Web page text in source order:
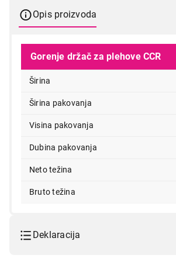
Opis proizvoda
Gorenje držač za plehove CCR
Širina
Širina pakovanja
Visina pakovanja
Dubina pakovanja
Neto težina
Bruto težina
Deklaracija